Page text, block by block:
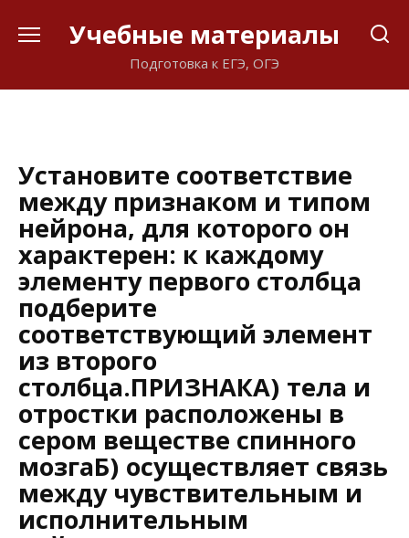
Учебные материалы
Подготовка к ЕГЭ, ОГЭ
Установите соответствие
между признаком и типом
нейрона, для которого он
характерен: к каждому
элементу первого столбца
подберите
соответствующий элемент
из второго
столбца.ПРИЗНАКА) тела и
отростки расположены в
сером веществе спинного
мозгаБ) осуществляет связь
между чувствительным и
исполнительным